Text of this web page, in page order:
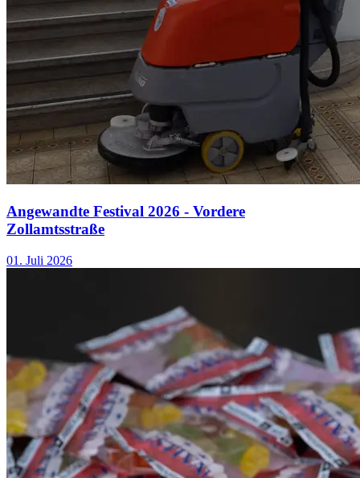
Angewandte Festival 2026 - Vordere
Zollamtsstraße
01. Juli 2026